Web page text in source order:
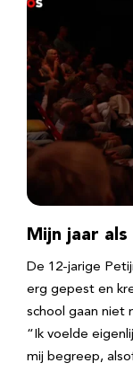
Mijn jaar
De 12-jarige
erg gepest en
school gaan niet
“Ik voelde
mij begreep,